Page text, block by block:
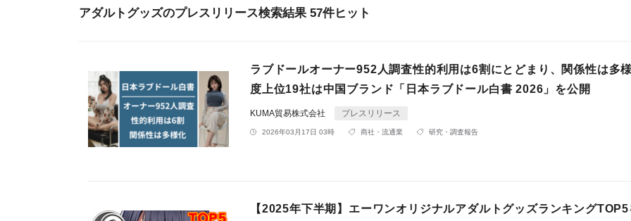
アダルトグッズのプレスリリース検索結果 57件ヒット
ラブドールオーナー952人調査性的利用は6割にとどまり、関係性は多
度上位19社は中国ブランド「日本ラブドール白書 2026」を公開
KUMA貿易株式会社 プレスリリース
2026年03月17日 03時 商社・流通業 研究・調査報告
【2025年下半期】エーワンオリジナルアダルトグッズランキングTOP5